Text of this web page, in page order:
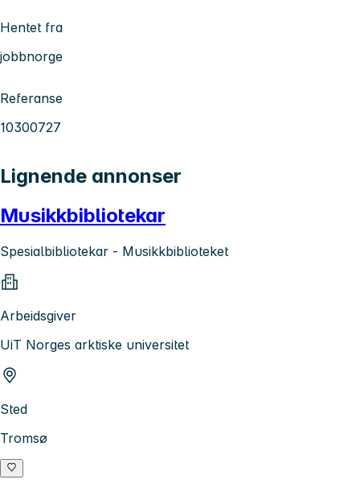
Hentet fra
jobbnorge
Referanse
10300727
Lignende annonser
Musikkbibliotekar
Spesialbibliotekar - Musikkbiblioteket
Arbeidsgiver
UiT Norges arktiske universitet
Sted
Tromsø